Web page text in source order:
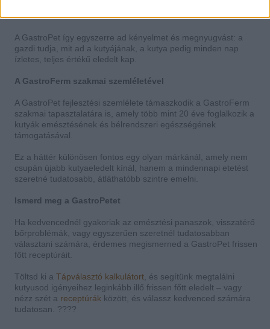
érkeznek.
A GastroPet így egyszerre ad kényelmet és megnyugvást: a
gazdi tudja, mit ad a kutyájának, a kutya pedig minden nap
ízletes, teljes értékű eledelt kap.
A GastroFerm szakmai szemléletével
A GastroPet fejlesztési szemlélete támaszkodik a GastroFerm
szakmai tapasztalatára is, amely több mint 20 éve foglalkozik a
kutyák emésztésének és bélrendszeri egészségének
támogatásával.
Ez a háttér különösen fontos egy olyan márkánál, amely nem
csupán újabb kutyaeledelt kínál, hanem a mindennapi etetést
szeretné tudatosabb, átláthatóbb szintre emelni.
Ismerd meg a GastroPetet
Ha kedvencednél gyakoriak az emésztési panaszok, visszatérő
bőrproblémák, vagy egyszerűen szeretnél tudatosabban
választani számára, érdemes megismerned a GastroPet frissen
főtt receptúráit.
Töltsd ki aTápválasztó kalkulátort , és segítünk megtalálni
kutyusod igényeihez leginkább illő frissen főtt eledelt – vagy
nézz szét a receptúrák között, és válassz kedvenced számára
tudatosan. ????